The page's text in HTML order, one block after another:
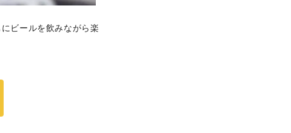
ビールを飲みながら楽